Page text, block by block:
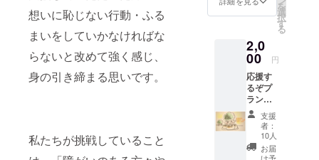
想いに恥じない行動・ふる
まいをしていかなければな
らないと改めて強く感じ、
身の引き締まる思いです。
私たちが挑戦していること
メラン
ジェ・
１カッ
トずつ)
を添付
しま
す。有
効期限
は2024
年12月
末とさ
せてい
ただき
を
選
択
す
る
2,0
00 円
応援す
るぞプ
ラン
心を込
めたお
礼の
メール
と特製
支援
者：
10人
お届